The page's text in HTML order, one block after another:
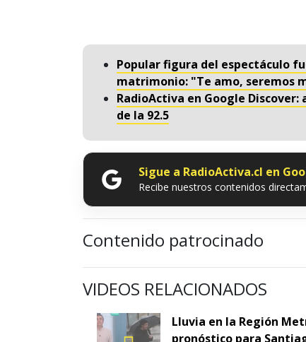
Popular figura del espectáculo
matrimonio: "Te amo, seremos
RadioActiva en Google
de la 92.5
Sigue a RadioActiva.cl en
Recibe nuestros contenidos
Contenido patrocinado
VIDEOS RELACIONADOS
Lluvia en la Región
pronóstico para